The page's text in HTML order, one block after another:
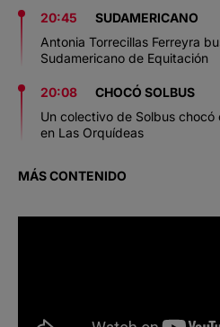
20:45
SUDAMERICANO
Antonia Torrecillas Ferreyra
Sudamericano de Equitación
20:08
CHOCÓ SOLBUS
Un colectivo de Solbus
en Las Orquídeas
MÁS CONTENIDO